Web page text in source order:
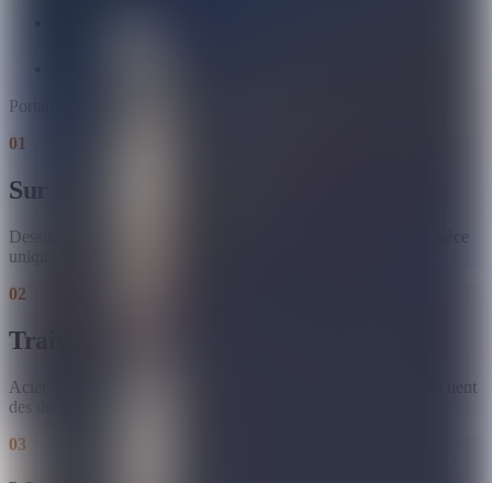
Portail fer forgé
01
Sur mesure intégral
Dessiné pour vos dimensions et le style de votre façade : une pièce
unique, faite pour chez vous.
02
Traité pour durer
Acier galvanisé puis thermolaqué : protection anticorrosion qui tient
des décennies sous le climat méditerranéen.
03